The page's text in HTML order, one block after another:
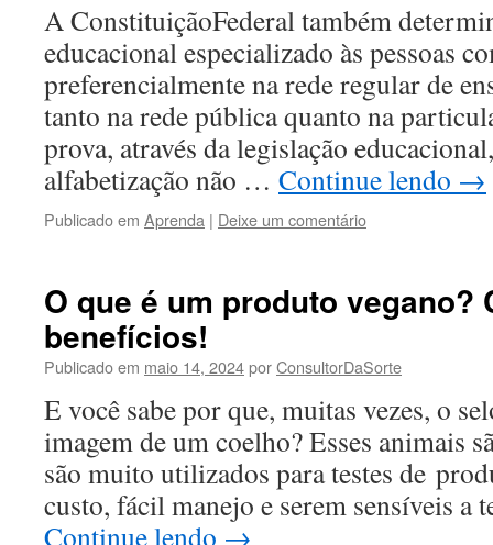
A ConstituiçãoFederal também
educacional especializado às pessoas
preferencialmente na rede regular de
tanto na rede pública quanto na
prova, através da legislação
alfabetização não … Continue lendo →
Publicado em Aprenda | Deixe um comentário
O que é um produto vegano?
benefícios!
Publicado em maio 14, 2024porConsultorDaSorte
E você sabe por que, muitas vezes, o
imagem de um coelho? Esses animais
são muito utilizados para testes de
custo, fácil manejo e serem sensíveis a
Continue lendo →